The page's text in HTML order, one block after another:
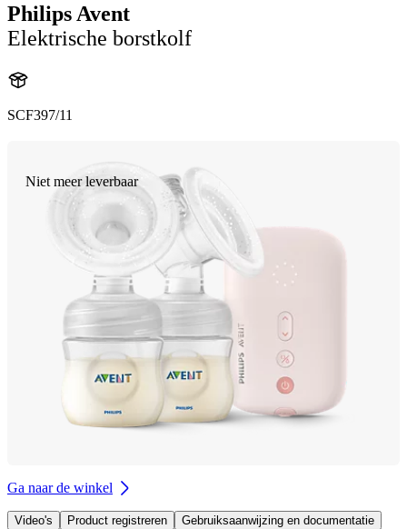
Philips Avent
Elektrische borstkolf
SCF397/11
Niet meer leverbaar
Ga naar de winkel
Video's Product registreren
Gebruiksaanwijzing en documentatie